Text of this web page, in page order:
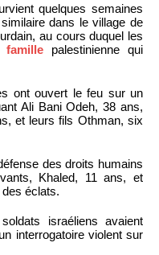
quelques semaines
dans le village de
au cours duquel les
palestinienne qui
ont ouvert le feu sur un
Ali Bani Odeh, 38 ans,
et leurs fils Othman, six
des droits humains
Khaled, 11 ans, et
éclats.
israéliens avaient
interrogatoire violent sur